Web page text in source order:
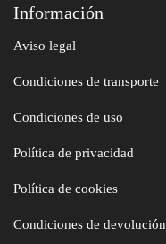
Información
Aviso legal
Condiciones de transporte
Condiciones de uso
Política de privacidad
Política de cookies
Condiciones de devolución